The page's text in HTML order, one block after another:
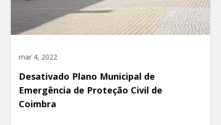
mar 4, 2022
Desativado Plano Municipal de
Emergência de Proteção Civil de
Coimbra